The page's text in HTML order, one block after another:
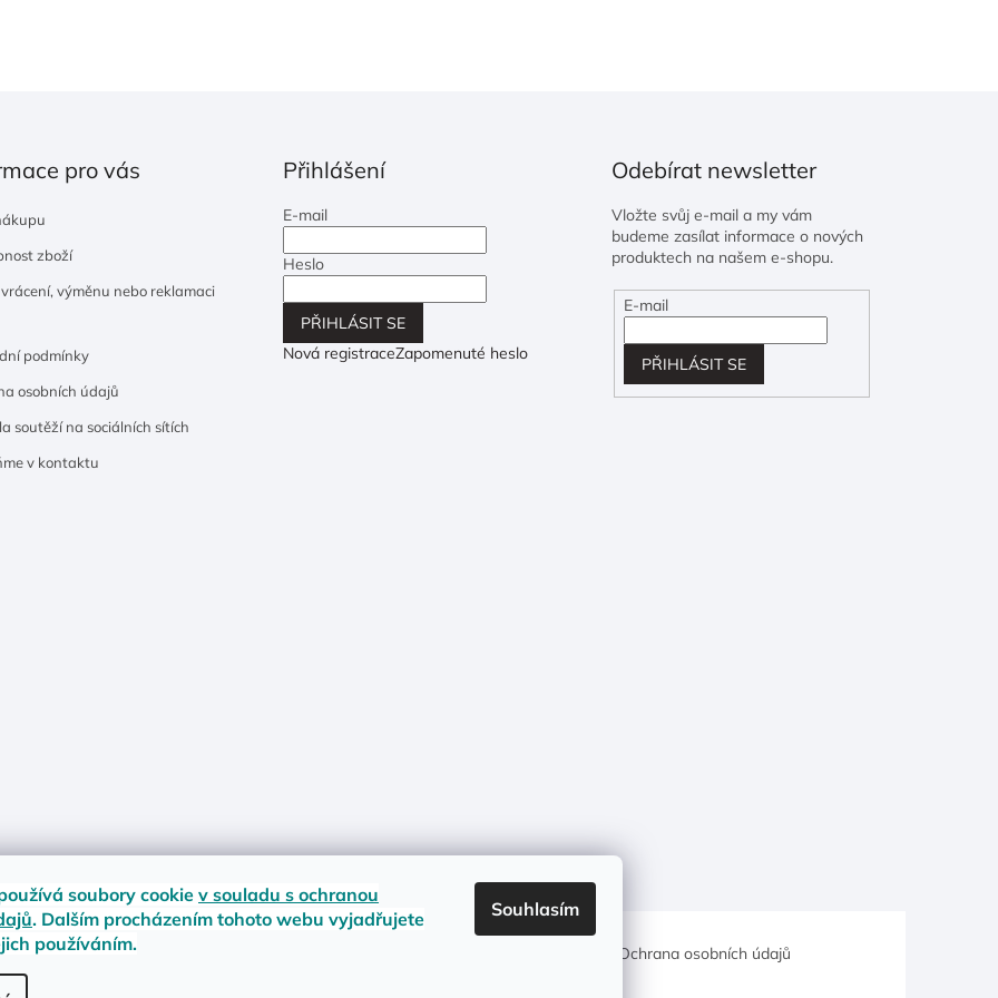
soubory cookiev souladu s ochranou
. Dalším procházením tohoto webu vyjadřujete
používáním.
Souhlasím
pro vás
zboží
vrácení, výměnu nebo reklamaci
podmínky
osobních údajů
soutěží na sociálních sítích
v kontaktu
Přihlášení
E-mail
Heslo
PŘIHLÁSIT SE
Nová registraceZapomenuté heslo
Odebírat newsletter
Vložte svůj e-mail a my vám
budeme zasílat informace o nových
produktech na našem e-shopu.
E-mail
PŘIHLÁSIT SE
zboží Materiály a velikosti Ochrana osobních údajů